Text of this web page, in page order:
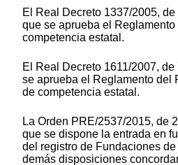
El Real Decreto 1337/2005, de
que se aprueba el
competencia estatal.
El Real Decreto 1611/2007,
se aprueba el Reglamento del
de competencia estatal.
La Orden PRE/2537/2015, de
que se dispone la entrada en
del registro de Fundaciones
demás disposiciones